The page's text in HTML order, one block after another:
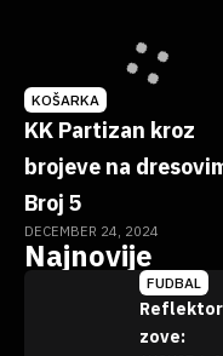
KOŠARKA
KK Partizan kroz
brojeve na
Broj 5
DECEMBER 24, 2024
Najnovije
FUDBAL
zove: